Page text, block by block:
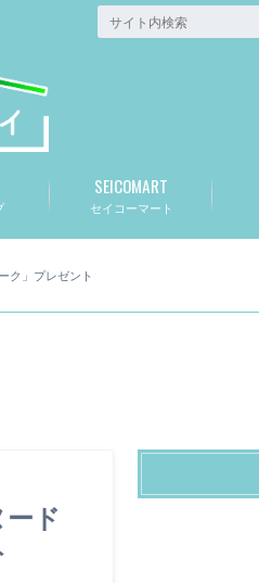
セイコーマート
SEICOMART
ク」プレゼント
ド